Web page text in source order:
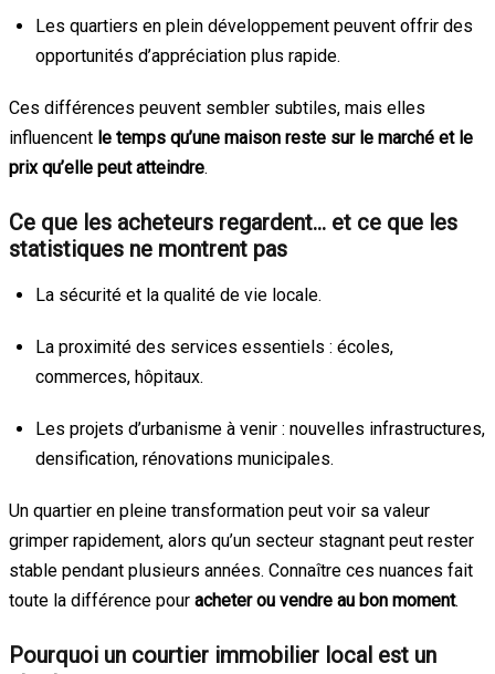
Les quartiers en plein développement peuvent offrir des
opportunités d’appréciation plus rapide.
Ces différences peuvent sembler subtiles, mais elles
influencent le temps qu’une maison reste sur le marché et le
prix qu’elle peut atteindre.
Ce que les acheteurs regardent… et ce que les
statistiques ne montrent pas
La sécurité et la qualité de vie locale.
La proximité des services essentiels : écoles,
commerces, hôpitaux.
Les projets d’urbanisme à venir : nouvelles infrastructures,
densification, rénovations municipales.
Un quartier en pleine transformation peut voir sa valeur
grimper rapidement, alors qu’un secteur stagnant peut rester
stable pendant plusieurs années. Connaître ces nuances fait
toute la différence pour acheter ou vendre au bon moment.
Pourquoi un courtier immobilier local est un